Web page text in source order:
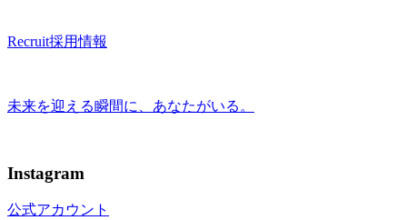
Recruit採用情報
未来を迎える瞬間に、あなたがいる。
Instagram
公式アカウント